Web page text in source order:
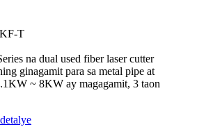
KF-T
na dual used fiber laser cutter
ginagamit para sa metal pipe at
~ 8KW ay magagamit, 3 taon
detalye